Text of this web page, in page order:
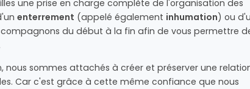
une prise en charge complète de l'organisation des
enterrement (appelé également inhumation) ou
du début à la fin afin de vous permettre
nous sommes attachés à créer et préserver une
Car c'est grâce à cette même confiance que nous